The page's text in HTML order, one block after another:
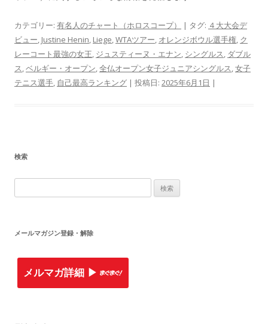
カテゴリー: 有名人のチャート（ホロスコープ） | タグ: ４大大会デ
ビュー, Justine Henin, Liege,WTAツアー, オレンジボウル選手権, ク
レーコート最強の女王, ジュスティーヌ・エナン, シングルス, ダブル
ス,ベルギー・オープン,全仏オープン女子ジュニアシングルス,女子
テニス選手, 自己最高ランキング | 投稿日: 2025年6月1日 |
検索
索
メールマガジン登録・解除
メルマガ詳細 ▶︎